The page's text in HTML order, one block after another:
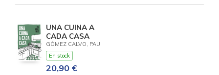
UNA CUINA A
CADA CASA
GÓMEZ CALVO, PAU
En stock
20,90 €